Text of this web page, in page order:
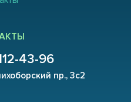
43-96
пр., 3с2